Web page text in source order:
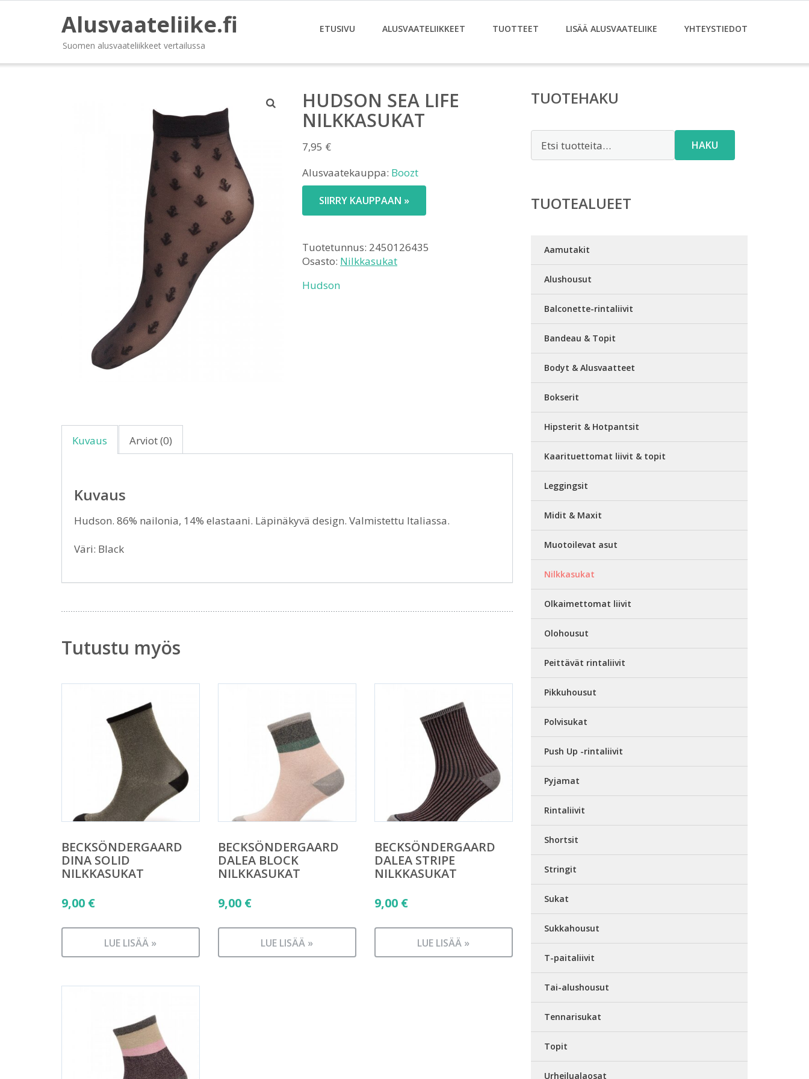
Alusvaateliike.fi
Suomen alusvaateliikkeet vertailussa
ETUSIVU ALUSVAATELIIKKEET TUOTTEET LISÄÄ ALUSVAATELIIKE YHTEYSTIEDOT
HUDSON SEA LIFE
NILKKASUKAT
7,95 €
Alusvaatekauppa: Boozt
SIIRRY KAUPPAAN »
Tuotetunnus: 2450126435
Osasto: Nilkkasukat
Hudson
Kuvaus Arviot (0)
Kuvaus
Hudson. 86% nailonia, 14% elastaani. Läpinäkyvä design. Valmistettu Italiassa.
Väri: Black
Tutustu myös
BECKSÖNDERGAARD
DINA SOLID
NILKKASUKAT
9,00 €
LUE LISÄÄ »
BECKSÖNDERGAARD
DALEA BLOCK
NILKKASUKAT
9,00 €
LUE LISÄÄ »
BECKSÖNDERGAARD
DALEA STRIPE
NILKKASUKAT
9,00 €
LUE LISÄÄ »
TUOTEHAKU
HAKU
TUOTEALUEET
Aamutakit
Alushousut
Balconette-rintaliivit
Bandeau & Topit
Bodyt & Alusvaatteet
Bokserit
Hipsterit & Hotpantsit
Kaarituettomat liivit & topit
Leggingsit
Midit & Maxit
Muotoilevat asut
Nilkkasukat
Olkaimettomat liivit
Olohousut
Peittävät rintaliivit
Pikkuhousut
Polvisukat
Push Up -rintaliivit
Pyjamat
Rintaliivit
Shortsit
Stringit
Sukat
Sukkahousut
T-paitaliivit
Tai-alushousut
Tennarisukat
Topit
Urheilualaosat